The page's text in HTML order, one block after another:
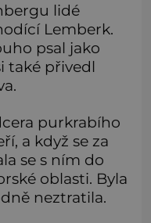
lidé
Lemberk.
psal jako
také přivedl
purkrabího
a když se za
se s ním do
oblasti. Byla
neztratila.